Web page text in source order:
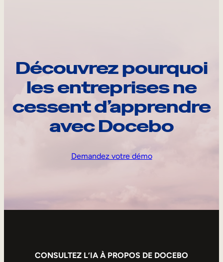
Découvrez pourquoi
les entreprises ne
cessent d’apprendre
avec Docebo
Demandez votre démo
CONSULTEZ L’IA À PROPOS DE DOCEBO